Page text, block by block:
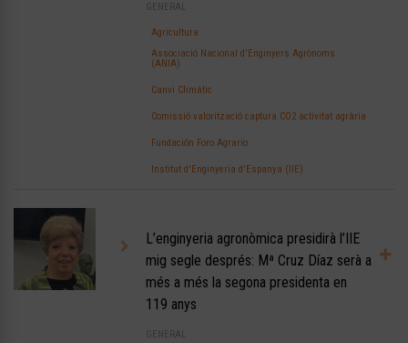
GENERAL
Agricultura
Associació Nacional d'Enginyers Agrònoms
(ANIA)
Canvi Climàtic
Comissió valorització captura CO2 activitat agrària
Fundación Foro Agrario
Institut d'Enginyeria d'Espanya (IIE)
L’enginyeria agronòmica presidirà l’IIE
mig segle després: Mª Cruz Díaz serà a
més a més la segona presidenta en
119 anys
GENERAL